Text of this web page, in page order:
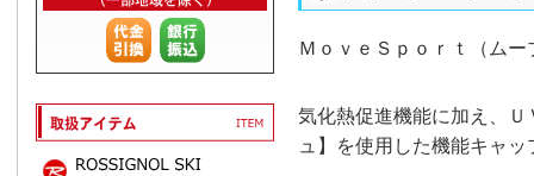
ＭｏｖｅＳｐｏｒｔ（ム
気化熱促進機能に加え、
ュ】を使用した機能キャッ